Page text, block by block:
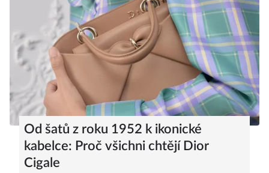
Od šatů z roku 1952 k ikonické
kabelce: Proč všichni chtějí Dior
Cigale